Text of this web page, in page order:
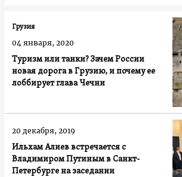
Туризм или танки? Зачем России
новая дорога в Грузию, и почему ее
лоббирует глава Чечни
Грузия
04 января, 2020
Ильхам Алиев встречается с
Владимиром Путиным в Санкт-
Петербурге на заседании
20 декабря, 2019